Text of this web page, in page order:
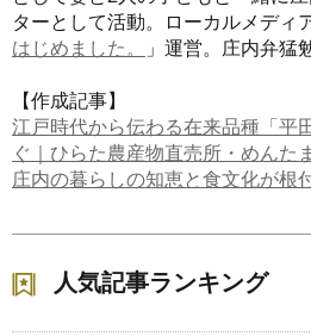
ターとして活動。ローカルメディ
はじめました。
」運営。庄内弁猛
【作成記事】
江戸時代から伝わる在来品種「平
ぐ｜ひらた農産物直売所・めんた
庄内の暮らしの知恵と食文化が根
人気記事ランキング